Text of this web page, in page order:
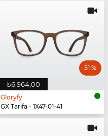
₺6.964,00
51 %
Gloryfy
GX Tarifa - 1X47-01-41